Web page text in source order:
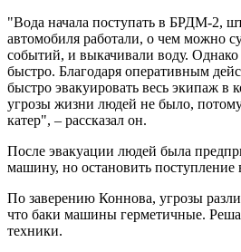
"Вода начала поступать в БРДМ-2,
автомобиля работали, о чем можно
событий, и выкачивали воду.
быстро. Благодаря оперативным
быстро эвакуировать весь экипаж в
угрозы жизни людей не было,
катер", – рассказал он.
После эвакуации людей была
машину, но остановить поступление
По заверению Коннова, угрозы
что баки машины герметичные.
техники.